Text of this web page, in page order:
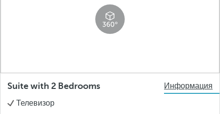
Suite with 2 Bedrooms
Информация
Телевизор